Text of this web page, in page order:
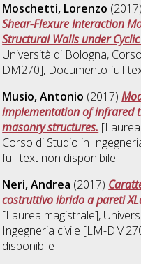
Moschetti, Lorenzo
Shear-Flexure Interaction
Structural Walls under
Università di Bologna,
DM270], Documento full-
Musio, Antonio (2017)
implementation of infrared
masonry structures.
Corso di Studio in
full-text non disponibile
Neri, Andrea (2017)
costruttivo ibrido a pareti
[Laurea magistrale],
Ingegneria civile [LM-
disponibile